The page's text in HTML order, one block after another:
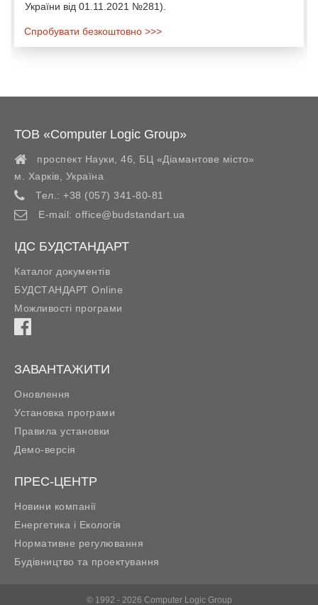
України від 01.11.2021 №281).
Спробувати безкоштовно >>>
ТОВ «Computer Logic Group»
проспект Науки, 46, БЦ «Діамантове місто»
м. Харків
Україна
Тел.: +38 (057) 341-80-81
E-mail: office@budstandart.ua
ІДС БУДСТАНДАРТ
Каталог документів
БУДСТАНДАРТ Online
Можливості програми
ЗАВАНТАЖИТИ
Оновлення
Установка програми
Правила установки
Демо-версія
ПРЕС-ЦЕНТР
Новини компанії
Енергетика і Екологія
Нормативне регулювання
Будівництво та проектування
© 1992 - 2026 Computer Logic Group